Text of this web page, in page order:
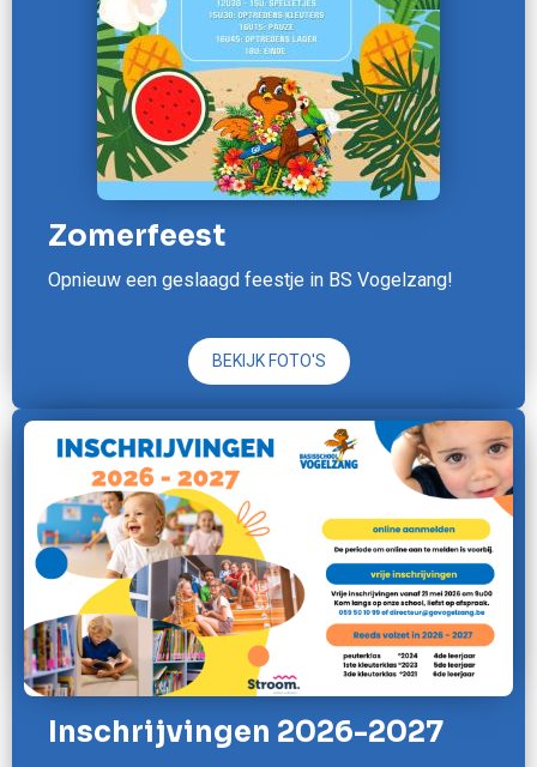
Zomerfeest
Opnieuw een geslaagd feestje in BS Vogelzang!
BEKIJK FOTO'S
Inschrijvingen 2026-2027